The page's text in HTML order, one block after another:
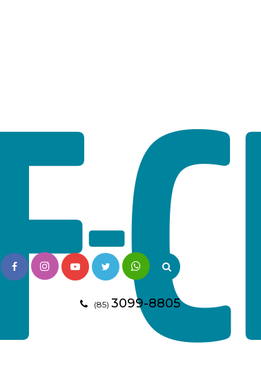
(85) 3099-8805